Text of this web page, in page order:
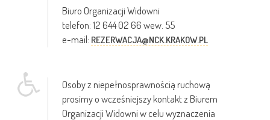
Biuro Organizacji Widowni
telefon: 12 644 02 66 wew. 55
e-mail: REZERWACJA@NCK.KRAKOW.PL
Osoby z niepełnosprawnością ruchową
prosimy o wcześniejszy kontakt z Biurem
Organizacji Widowni w celu wyznaczenia